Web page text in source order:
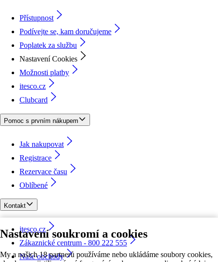
Nastavení soukromí a cookies
My a našich 18 partnerů používáme nebo ukládáme soubory cookies,
Přístupnost
Podívejte se, kam doručujeme
Poplatek za službu
Nastavení Cookies
Možnosti platby
itesco.cz
Clubcard
Pomoc s prvním nákupem
Jak nakupovat
Registrace
Rezervace času
Oblíbené
Kontakt
itesco.cz
Zákaznické centrum - 800 222 555
Naše obchody